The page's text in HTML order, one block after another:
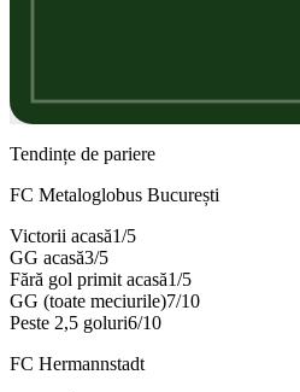
Tendințe de pariere
FC Metaloglobus București
Victorii acasă1/5
GG acasă3/5
Fără gol primit acasă1/5
GG (toate meciurile)7/10
Peste 2,5 goluri6/10
FC Hermannstadt